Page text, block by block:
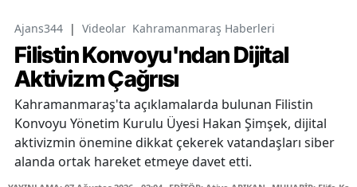
Ajans344 | Videolar Kahramanmaraş Haberleri
Filistin Konvoyu'ndan Dijital
Aktivizm Çağrısı
Kahramanmaraş'ta açıklamalarda bulunan Filistin
Konvoyu Yönetim Kurulu Üyesi Hakan Şimşek, dijital
aktivizmin önemine dikkat çekerek vatandaşları siber
alanda ortak hareket etmeye davet etti.